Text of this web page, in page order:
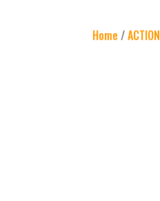
Home /ACTION